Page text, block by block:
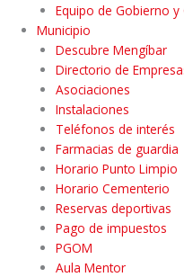
Equipo de Gobierno y
Municipio
Descubre Mengíbar
Directorio de
Asociaciones
Instalaciones
Teléfonos de interés
Farmacias de guardia
Horario Punto Limpio
Horario Cementerio
Reservas deportivas
Pago de impuestos
PGOM
Aula Mentor